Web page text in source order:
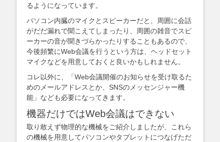
るようになっています。
パソコン内臓のマイクとスピーカーだと、周囲に会話
がだだ漏れで聞こえてしまったり、周囲の雑音でスピ
ーカーの音が聞きづらかったりすることもあるので、
今後頻繁にWeb会議を行うという方は、ヘッドセット
マイクなどを用意しておくと良いかもしれません。
コレ以外に、「Web会議開催のお知らせを受け取るた
めのメールアドレスとか、SNSのメッセンジャー機
能」なども必要になってきます。
機器だけではWeb会議はできない
取り敢えず物理的な機械をご紹介しましたが、これら
の機械を用意してパソコンやタブレットにつなげただ